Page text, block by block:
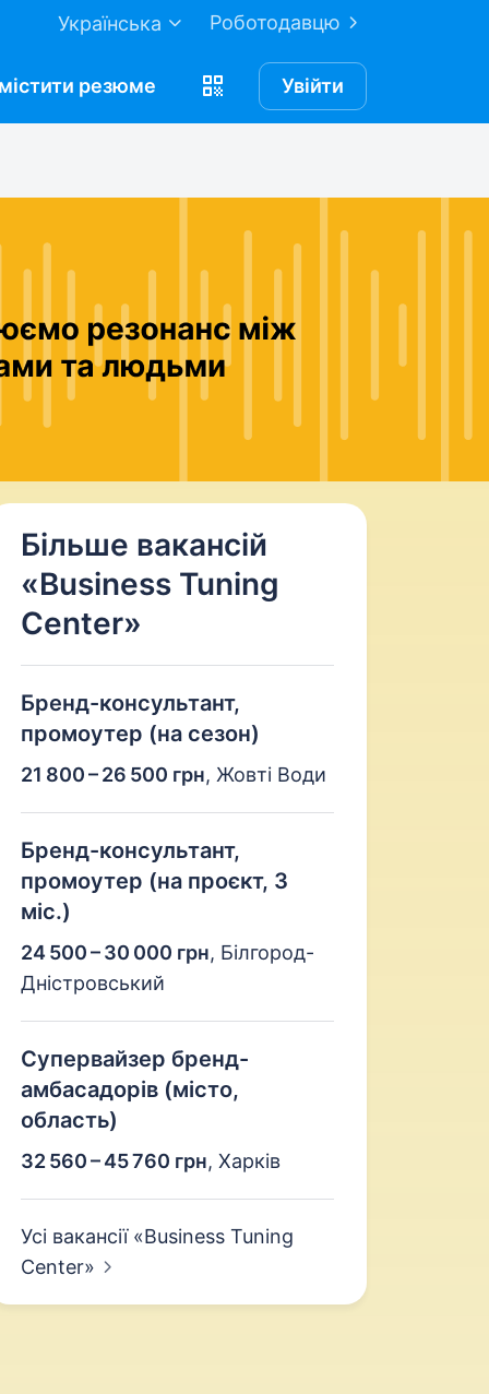
Роботодавцю
Українська
резюме Увійти
Більше вакансій
«Business Tuning
Center»
Бренд-консультант,
промоутер (на сезон)
21 800 – 26 500 грн, Жовті Води
Бренд-консультант,
промоутер (на проєкт, 3
міс.)
24 500 – 30 000 грн, Білгород-
Дністровський
Супервайзер бренд-
амбасадорів (місто,
область)
32 560 – 45 760 грн,Харків
Усі вакансії «Business Tuning
Center»